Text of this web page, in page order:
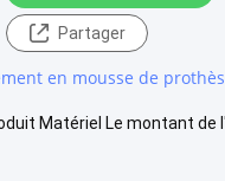
Partager
en mousse de
Matériel Le montant de